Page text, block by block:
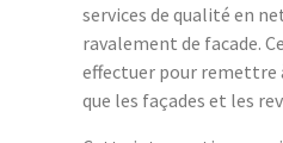
services de qualité en
ravalement de facade.
effectuer pour remettre
que les façades et les